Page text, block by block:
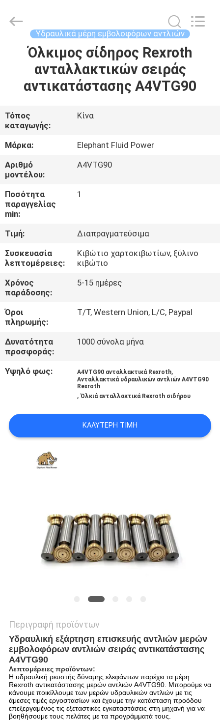
ΣΠΊΤΙ
ΠΡΟΪΌΝΤΑ
ΠΕΡΊΠΟΥ
ΕΜΕΊΣ
ΓΎΡΟΣ
ΕΡΓΟΣΤΑΣΊΩΝ
ΠΟΙΟΤΙΚΌΣ
ΈΛΕΓΧΟΣ
ΜΑΣ
ΕΛΆΤΕ
ΣΕ
ΕΠΑΦΉ
ΜΕ
ΕΙΔΉΣΕΙΣ
ΠΕΡΙΠΤΏΣΕΙΣ
SITEMAP
PRIVACY
POLICY
Power
Co.,Ltd.
Υδραυλικά μέρη εμβολοφόρων αντλιών
Όλκιμος σίδηρος Rexroth
ανταλλακτικών σειράς
αντικατάστασης A4VTG90
Τόπος
καταγωγής:
Κίνα
Μάρκα:
Elephant Fluid Power
Αριθμό
μοντέλου:
A4VTG90
Ποσότητα
παραγγελίας
min:
1
Τιμή:
Διαπραγματεύσιμα
Συσκευασία
λεπτομέρειες:
Κιβώτιο χαρτοκιβωτίων, ξύλινο
κιβώτιο
Χρόνος
παράδοσης:
5-15 ημέρες
Όροι
πληρωμής:
T/T, Western Union, L/C, Paypal
Δυνατότητα
προσφοράς:
1000 σύνολα μήνα
Υψηλό φως: A4VTG90 ανταλλακτικά Rexroth,
Ανταλλακτικά υδραυλικών αντλιών A4VTG90
Rexroth
,Όλκιά ανταλλακτικά Rexroth σιδήρου
ΚΑΛΎΤΕΡΗ ΤΙΜΉ
Περιγραφή προϊόντων
Υδραυλική εξάρτηση επισκευής αντλιών μερών
εμβολοφόρων αντλιών σειράς αντικατάστασης
A4VTG90
Λεπτομέρειες προϊόντων:
Η υδραυλική ρευστής δύναμης ελεφάντων παρέχει τα μέρη
Rexroth αντικατάστασης μερών αντλιών A4VTG90. Μπορούμε να
κάνουμε ποικίλλουμε των μερών υδραυλικών αντλιών με τις
άμεσες τιμές εργοστασίων και έχουμε την κατάσταση προόδου
επεξεργαμένος τις εξεταστικές εγκαταστάσεις στη μηχανή για να
βοηθήσουμε τους πελάτες με τα προγράμματά τους.